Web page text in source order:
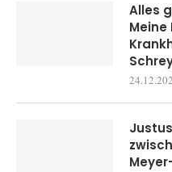
Alles
Meine